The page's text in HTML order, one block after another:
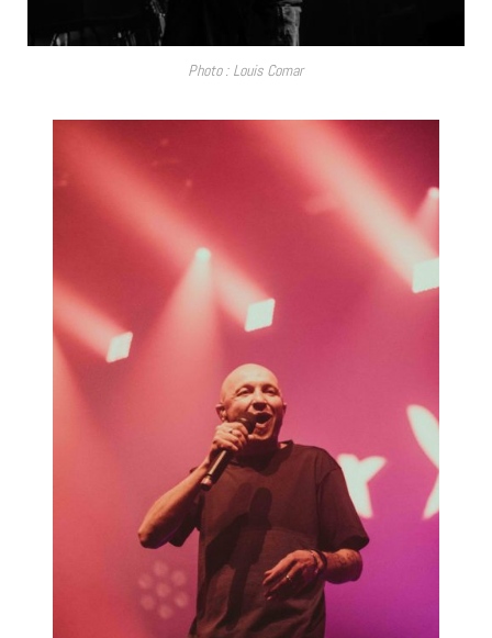
Photo : Louis Comar